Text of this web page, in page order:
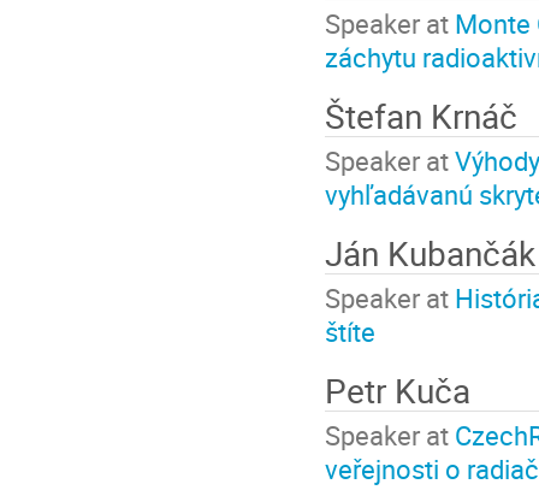
Speaker at Monte
záchytu
Štefan Krnáč
Speaker at
vyhľadávanú
Ján
Speaker at
štíte
Petr Kuča
Speaker at
veřejnosti o